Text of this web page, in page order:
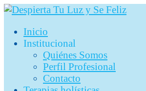
Ir
contenido
Inicio
Institucional
Quiénes Somos
Perfil Profesional
Contacto